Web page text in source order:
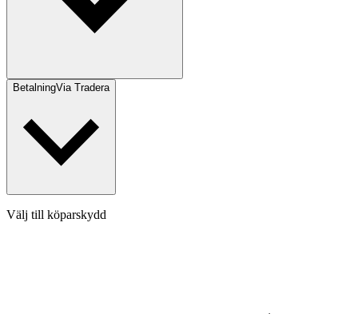
BetalningVia Tradera
Välj till köparskydd